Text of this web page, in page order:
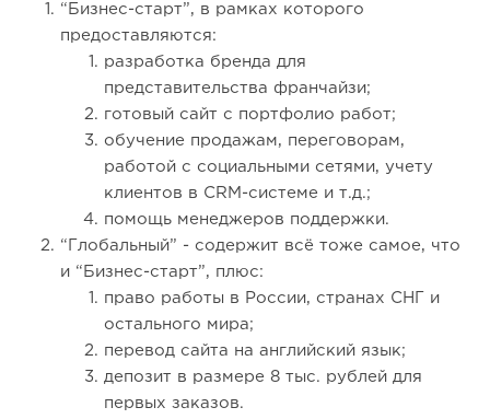
“Бизнес-старт”, в рамках которого
предоставляются:
разработка бренда для
представительства франчайзи;
готовый сайт с портфолио работ;
обучение продажам, переговорам,
работой с социальными сетями, учету
клиентов в CRM-системе и т.д.;
помощь менеджеров поддержки.
“Глобальный” - содержит всё тоже самое, что
и “Бизнес-старт”, плюс:
право работы в России, странах СНГ и
остального мира;
перевод сайта на английский язык;
депозит в размере 8 тыс. рублей для
первых заказов.